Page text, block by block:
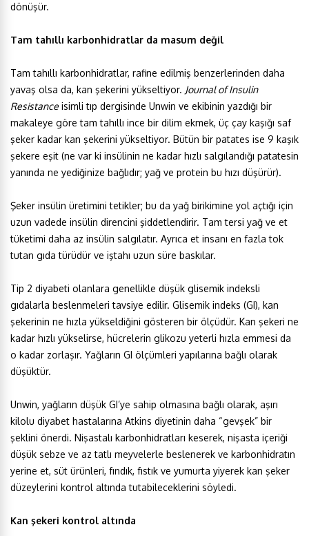
dönüşür.
Tam tahıllı karbonhidratlar da masum değil
Tam tahıllı karbonhidratlar, rafine edilmiş benzerlerinden daha
yavaş olsa da, kan şekerini yükseltiyor. Journal of Insulin
Resistanceisimli tıp dergisinde Unwin ve ekibinin yazdığı bir
makaleye göre tam tahıllı ince bir dilim ekmek, üç çay kaşığı saf
şeker kadar kan şekerini yükseltiyor. Bütün bir patates ise 9 kaşık
şekere eşit (ne var ki insülinin ne kadar hızlı salgılandığı patatesin
yanında ne yediğinize bağlıdır; yağ ve protein bu hızı düşürür).
Şeker insülin üretimini tetikler; bu da yağ birikimine yol açtığı için
uzun vadede insülin direncini şiddetlendirir. Tam tersi yağ ve et
tüketimi daha az insülin salgılatır. Ayrıca et insanı en fazla tok
tutan gıda türüdür ve iştahı uzun süre baskılar.
Tip 2 diyabeti olanlara genellikle düşük glisemik indeksli
gıdalarla beslenmeleri tavsiye edilir. Glisemik indeks (GI), kan
şekerinin ne hızla yükseldiğini gösteren bir ölçüdür. Kan şekeri ne
kadar hızlı yükselirse, hücrelerin glikozu yeterli hızla emmesi da
o kadar zorlaşır. Yağların GI ölçümleri yapılarına bağlı olarak
düşüktür.
Unwin, yağların düşük GI’ye sahip olmasına bağlı olarak, aşırı
kilolu diyabet hastalarına Atkins diyetinin daha “gevşek” bir
şeklini önerdi. Nişastalı karbonhidratları keserek, nişasta içeriği
düşük sebze ve az tatlı meyvelerle beslenerek ve karbonhidratın
yerine et, süt ürünleri, fındık, fıstık ve yumurta yiyerek kan şeker
düzeylerini kontrol altında tutabileceklerini söyledi.
Kan şekeri kontrol altında